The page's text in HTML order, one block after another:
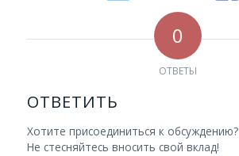
0
ОТВЕТЫ
ОТВЕТИТЬ
Хотите присоединиться к обсуждению?
Не стесняйтесь вносить свой вклад!